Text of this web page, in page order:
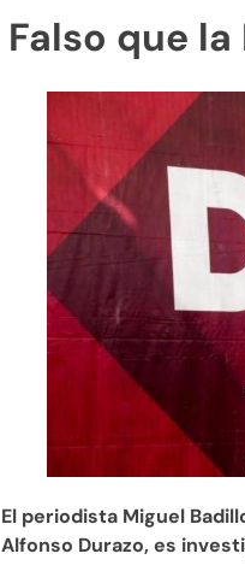
Falso que
El periodista Miguel
Alfonso Durazo, es